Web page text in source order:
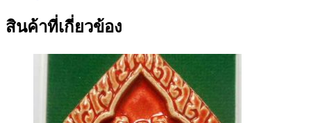
สินค้าที่เกี่ยวข้อง